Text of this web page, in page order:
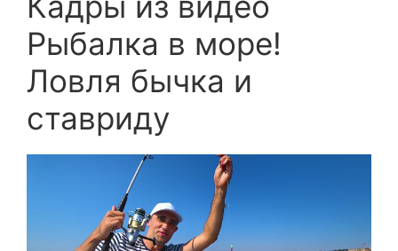
Рыбалка в море!
Ловля бычка и
ставриду